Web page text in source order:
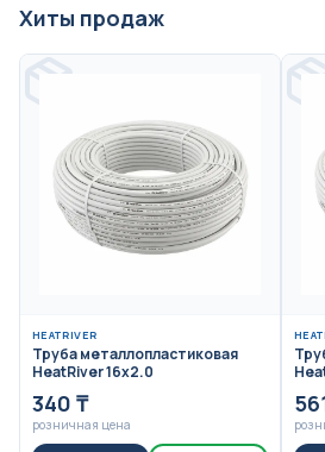
Хиты продаж
HEATRIVER
Труба металлопластиковая
HeatRiver 16x2.0
340 ₸
розничная цена